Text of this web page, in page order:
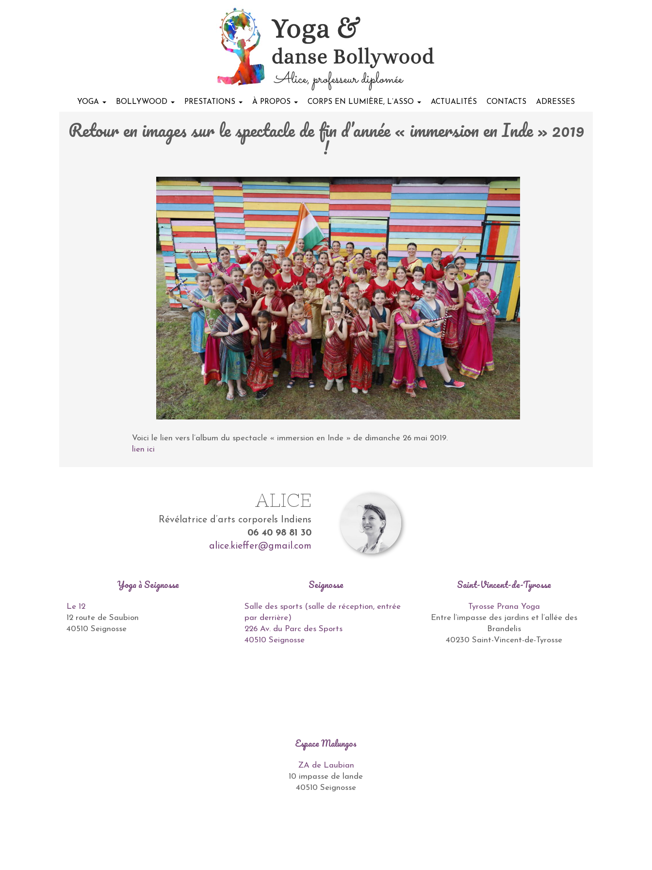
YOGA BOLLYWOOD PRESTATIONS À PROPOS CORPS EN LUMIÈRE, L’ASSO ACTUALITÉS CONTACTS ADRESSES
Retour en images sur le spectacle de fin d’année « immersion en Inde » 2019
!
Voici le lien vers l’album du spectacle « immersion en Inde » de dimanche 26 mai 2019.
lien ici
ALICE
Révélatrice d’arts corporels Indiens
06 40 98 81 30
alice.kieffer@gmail.com
Yoga à Seignosse
Le 12
12 route de Saubion
40510 Seignosse
Seignosse
Salle des sports (salle de réception, entrée
par derrière)
226 Av. du Parc des Sports
40510 Seignosse
Saint-Vincent-de-Tyrosse
Tyrosse Prana Yoga
Entre l’impasse des jardins et l’allée des
Brandelis
40230 Saint-Vincent-de-Tyrosse
Espace Malungos
ZA de Laubian
10 impasse de lande
40510 Seignosse